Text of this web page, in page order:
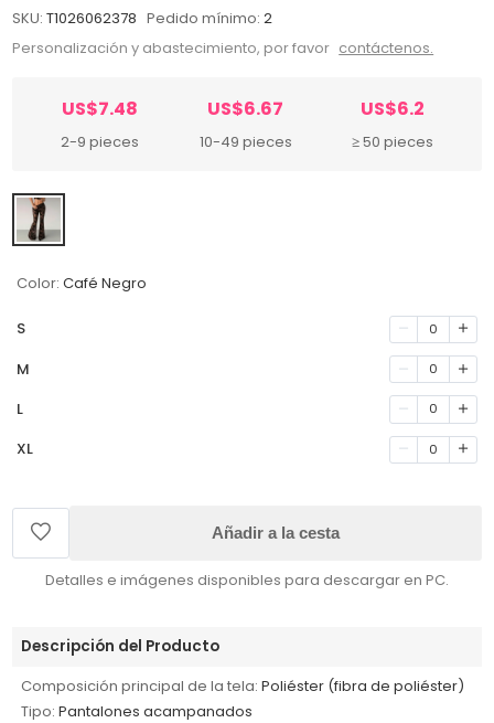
SKU: T1026062378 Pedido mínimo: 2
Personalización y abastecimiento, por favor contáctenos.
US$7.48
2-9 pieces
US$6.67
10-49 pieces
US$6.2
≥ 50 pieces
Color: Café Negro
S 0
M 0
L 0
XL 0
Añadir a la cesta
Detalles e imágenes disponibles para descargar en PC.
Descripción del Producto
Composición principal de la tela: Poliéster (fibra de poliéster)
Tipo: Pantalones acampanados